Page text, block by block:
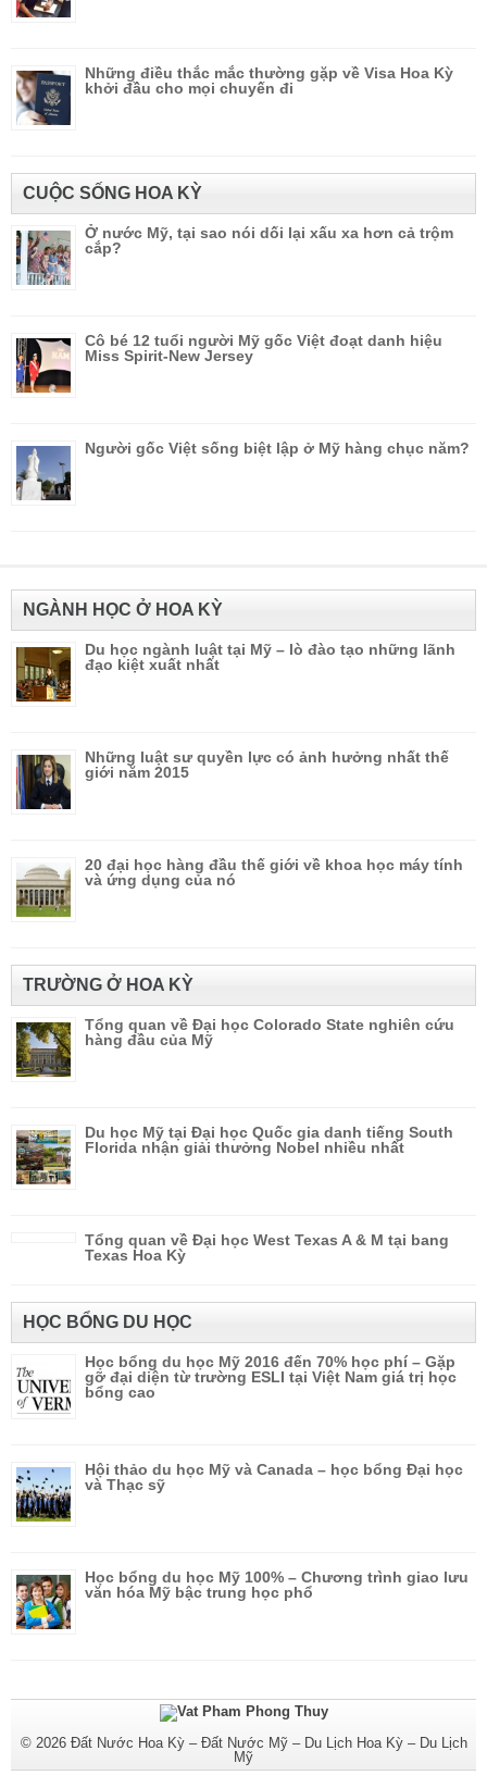
Những điều thắc mắc thường gặp về Visa Hoa Kỳ
khởi đầu cho mọi chuyến đi
CUỘC SỐNG HOA KỲ
Ở nước Mỹ, tại sao nói dối lại xấu xa hơn cả trộm
cắp?
Cô bé 12 tuổi người Mỹ gốc Việt đoạt danh hiệu
Miss Spirit-New Jersey
Người gốc Việt sống biệt lập ở Mỹ hàng chục năm?
NGÀNH HỌC Ở HOA KỲ
Du học ngành luật tại Mỹ – lò đào tạo những lãnh
đạo kiệt xuất nhất
Những luật sư quyền lực có ảnh hưởng nhất thế
giới năm 2015
20 đại học hàng đầu thế giới về khoa học máy tính
và ứng dụng của nó
TRƯỜNG Ở HOA KỲ
Tổng quan về Đại học Colorado State nghiên cứu
hàng đầu của Mỹ
Du học Mỹ tại Đại học Quốc gia danh tiếng South
Florida nhận giải thưởng Nobel nhiều nhất
Tổng quan về Đại học West Texas A & M tại bang
Texas Hoa Kỳ
HỌC BỔNG DU HỌC
Học bổng du học Mỹ 2016 đến 70% học phí – Gặp
gỡ đại diện từ trường ESLI tại Việt Nam giá trị học
bổng cao
Hội thảo du học Mỹ và Canada – học bổng Đại học
và Thạc sỹ
Học bổng du học Mỹ 100% – Chương trình giao lưu
văn hóa Mỹ bậc trung học phổ
© 2026 Đất Nước Hoa Kỳ – Đất Nước Mỹ – Du Lịch Hoa Kỳ – Du Lịch
Mỹ